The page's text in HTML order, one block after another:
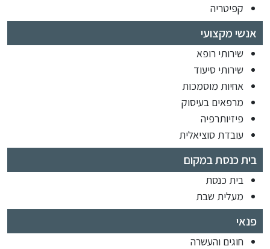
קפיטריה
אנשי מקצועי
שירותי רופא
שירותי סיעוד
אחיות מוסמכות
מרפאים בעיסוק
פיזיותרפיה
עובדת סוציאלית
בית כנסת במקום
בית כנסת
מעלית שבת
פנאי
חוגים והעשרה